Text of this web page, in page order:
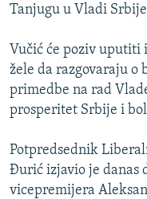
RSE PRIČE IZ SVIJETA
ISPRIČAJ MI
DNEVNO@RSE
SPECIJALI RSE
GENOCID U SREBRENICI
POPLAVE I KLIZIŠTA U BIH
PRATITE NAS
Tanjugu u Vladi
Vučić će poziv
žele da razgovaraju o
primedbe na rad
prosperitet Srbije i
Potpredsednik
Đurić izjavio je danas
vicepremijera